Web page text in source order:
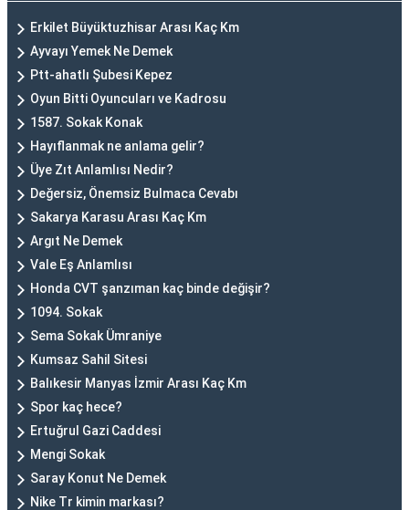
Erkilet Büyüktuzhisar Arası Kaç Km
Ayvayı Yemek Ne Demek
Ptt-ahatlı Şubesi Kepez
Oyun Bitti Oyuncuları ve Kadrosu
1587. Sokak Konak
Hayıflanmak ne anlama gelir?
Üye Zıt Anlamlısı Nedir?
Değersiz, Önemsiz Bulmaca Cevabı
Sakarya Karasu Arası Kaç Km
Argıt Ne Demek
Vale Eş Anlamlısı
Honda CVT şanzıman kaç binde değişir?
1094. Sokak
Sema Sokak Ümraniye
Kumsaz Sahil Sitesi
Balıkesir Manyas İzmir Arası Kaç Km
Spor kaç hece?
Ertuğrul Gazi Caddesi
Mengi Sokak
Saray Konut Ne Demek
Nike Tr kimin markası?